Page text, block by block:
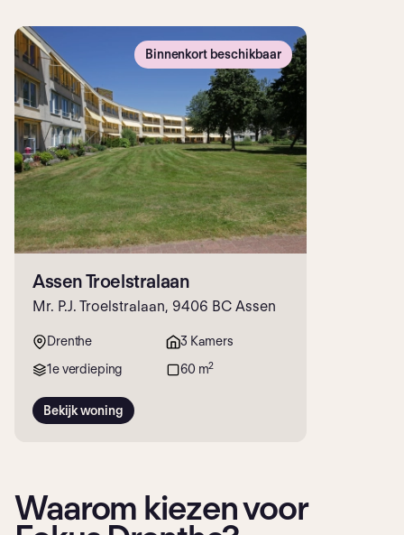
Binnenkort beschikbaar
Assen Troelstralaan
Mr. P.J. Troelstralaan, 9406 BC Assen
Drenthe
3 Kamers
1e verdieping
60 m2
Bekijk woning
Waarom kiezen voor